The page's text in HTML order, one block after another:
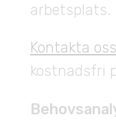
arbetsplats.
Kontakta oss
kostnadsfri